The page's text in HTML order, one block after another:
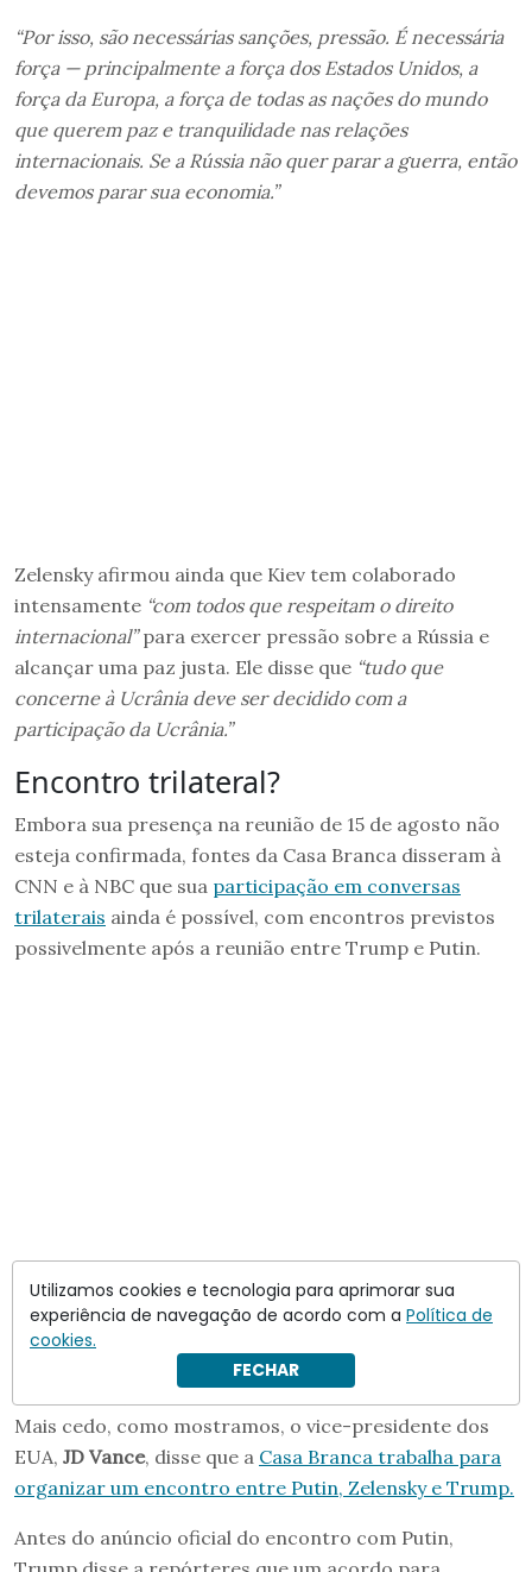
“Por isso, são necessárias sanções, pressão. É necessária
força — principalmente a força dos Estados Unidos, a
força da Europa, a força de todas as nações do mundo
que querem paz e tranquilidade nas relações
internacionais. Se a Rússia não quer parar a guerra, então
devemos parar sua economia.”
Zelensky afirmou ainda que Kiev tem colaborado
intensamente “com todos que respeitam o direito
internacional”para exercer pressão sobre a Rússia e
alcançar uma paz justa. Ele disse que “tudo que
concerne à Ucrânia deve ser decidido com a
participação da Ucrânia.”
Encontro trilateral?
Embora sua presença na reunião de 15 de agosto não
esteja confirmada, fontes da Casa Branca disseram à
CNN e à NBC que sua participação em conversas
trilaterais ainda é possível, com encontros previstos
possivelmente após a reunião entre Trump e Putin.
Mais cedo, como mostramos, o vice-presidente dos
EUA, JD Vance, disse que a Casa Branca trabalha para
organizar um encontro entre Putin, Zelensky e Trump.
Antes do anúncio oficial do encontro com Putin,
Utilizamos cookies e tecnologia para aprimorar sua
experiência de navegação de acordo com a Política de
cookies.
FECHAR